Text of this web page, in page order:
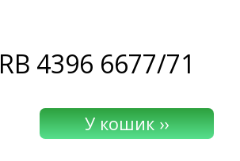
RB 4396 6677/71